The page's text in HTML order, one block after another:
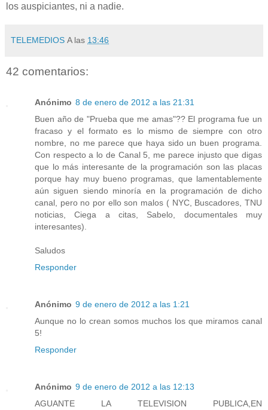
los auspiciantes, ni a nadie.
TELEMEDIOS A las 13:46
42 comentarios:
Anónimo 8 de enero de 2012 a las 21:31
Buen año de "Prueba que me amas"?? El programa fue un
fracaso y el formato es lo mismo de siempre con otro
nombre, no me parece que haya sido un buen programa.
Con respecto a lo de Canal 5, me parece injusto que digas
que lo más interesante de la programación son las placas
porque hay muy bueno programas, que lamentablemente
aún siguen siendo minoría en la programación de dicho
canal, pero no por ello son malos ( NYC, Buscadores, TNU
noticias, Ciega a citas, Sabelo, documentales muy
interesantes).
Saludos
Responder
Anónimo 9 de enero de 2012 a las 1:21
Aunque no lo crean somos muchos los que miramos canal
5!
Responder
Anónimo 9 de enero de 2012 a las 12:13
AGUANTE LA TELEVISION PUBLICA,EN